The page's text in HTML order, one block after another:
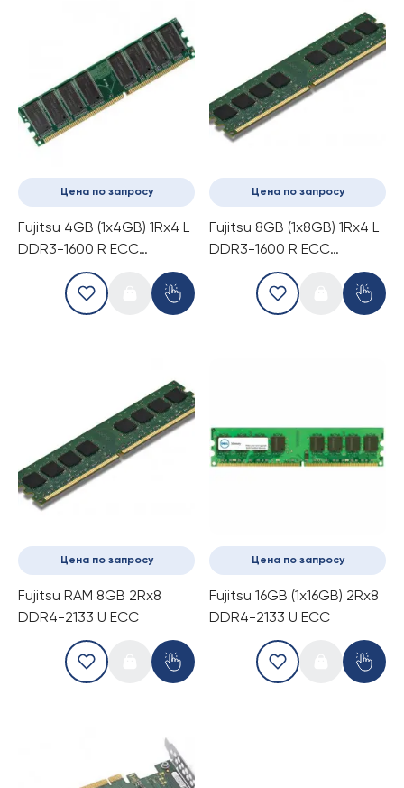
Цена по запросу
Fujitsu 4GB (1x4GB) 1Rx4 L
DDR3-1600 R ECC
(S26361-F3781-E514)
Цена по запросу
Fujitsu 8GB (1x8GB) 1Rx4 L
DDR3-1600 R ECC
(S26361-F3781-E515)
Цена по запросу
Fujitsu RAM 8GB 2Rx8
DDR4-2133 U ECC
Цена по запросу
Fujitsu 16GB (1x16GB) 2Rx8
DDR4-2133 U ECC